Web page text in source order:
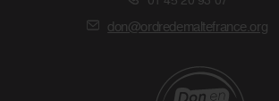
don@ordredemaltefrance.org